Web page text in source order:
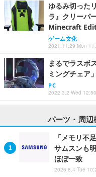
ゆるみ切った
ラ』クリーパ
Minecraft
ゲーム文化
2021.11.29 Mon
まるでラスボ
ミングチェア
PC
2022.3.2 Wed 12:50
パーツ・周
「メモリ不
サムスンも
ほぼ一致
2026.8.4 Tue